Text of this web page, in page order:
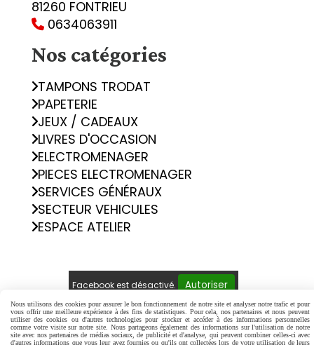
81260 FONTRIEU
 0634063911
Nos catégories
TAMPONS TRODAT
PAPETERIE
JEUX / CADEAUX
LIVRES D'OCCASION
ELECTROMENAGER
PIECES ELECTROMENAGER
SERVICES GÉNÉRAUX
SECTEUR VEHICULES
ESPACE ATELIER
Facebook est désactivé. Autoriser
Mentions Légales
Conditions générales de vente
Politique de confidentialité
Gestion cookies
Nous utilisons des cookies pour assurer le bon fonctionnement de notre site et analyser notre trafic et pour
vous offrir une meilleure expérience à des fins de statistiques. Pour cela, nos partenaires et nous peuvent
utiliser des cookies ou d'autres technologies pour stocker et accéder à des informations personnelles
comme votre visite sur notre site. Nous partageons également des informations sur l'utilisation de notre
site avec nos partenaires de médias sociaux, de publicité et d'analyse, qui peuvent combiner celles-ci avec
d'autres informations que vous leur avez fournies ou qu'ils ont collectées lors de votre utilisation de leurs